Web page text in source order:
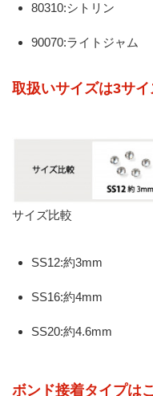
80310:シトリン
90070:ライトジャム
取扱いサイズは3サイ
サイズ比較
SS12:約3mm
SS16:約4mm
SS20:約4.6mm
ボンド接着タイプは